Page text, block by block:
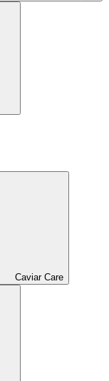
Caviar Care